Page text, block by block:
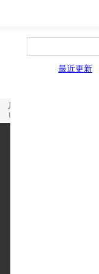
最近更新
片源9
UYun